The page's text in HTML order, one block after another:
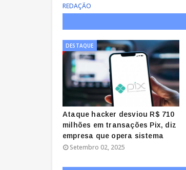
REDAÇÃO
DESTAQUE
Ataque hacker desviou R$ 710
milhões em transações Pix, diz
empresa que opera sistema
Setembro 02, 2025